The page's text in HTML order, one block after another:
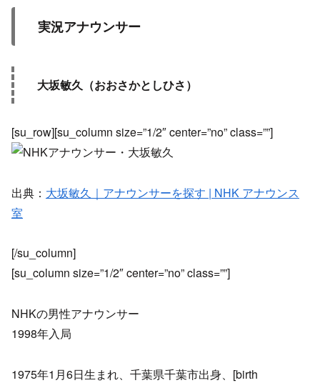
実況アナウンサー
大坂敏久（おおさかとしひさ）
[su_row][su_column size=”1/2″ center=”no” class=””]
出典： 大坂敏久｜アナウンサーを探す | NHK アナウンス
室
[/su_column]
[su_column size=”1/2″ center=”no” class=””]
NHKの男性アナウンサー
1998年入局
1975年1月6日生まれ、千葉県千葉市出身、[birth